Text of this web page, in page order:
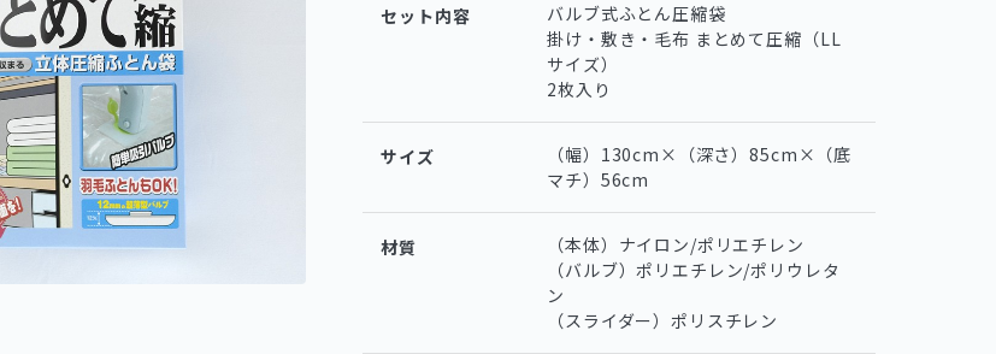
セット内容
バルブ式ふとん圧縮袋
掛け・敷き・毛布 まとめて圧縮（LL
サイズ）
2枚入り
サイズ
（幅）130cm×（深さ）85cm×（底
マチ）56cm
材質
（本体）ナイロン/ポリエチレン
（バルブ）ポリエチレン/ポリウレタ
ン
（スライダー）ポリスチレン